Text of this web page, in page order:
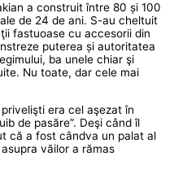
a construit între 80 și 100
de 24 de ani. S-au cheltuit
fastuoase cu accesorii din
puterea și autoritatea
ba unele chiar şi
Nu toate, dar cele mai
era cel aşezat în
de pasăre”. Deşi când îl
că a fost cândva un palat al
văilor a rămas